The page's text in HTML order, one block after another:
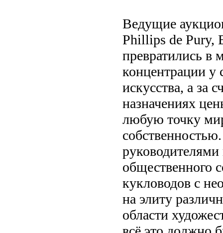
Ведущие
Phillips de Pury,
превратились в
концентрации у
искусства, а за
назначениях
любую точку
общественного
кукловодов с
на элиту
области